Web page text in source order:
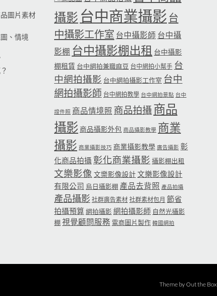
圖片素材
、情境
攝影 台中商業攝影 台
中攝影工作室 台中攝影師 台中攝
影棚 台中攝影棚出租 台中攝影
棚租賃 台中網拍兼職麻豆 台中網拍小幫手 台
中網拍攝影 台中網拍攝影工作室 台中
網拍攝影師 台中網拍教學 台中網拍景點 台中
證件照 商品情境照 商品拍攝商品
攝影商品攝影外包 商品攝影教學 商業
攝影 商業攝影技巧 商業攝影教學 廣告攝影 彰
化商品拍攝 彰化商業攝影 攝影棚出租
文樂影像 文樂影像設計文樂影像設計
有限公司 烏日攝影棚 產品去背照 產品拍攝
產品攝影 社群廣告素材 社群素材包月 節省
拍攝預算 網拍攝影 網拍攝影師 自然光攝影
棚 視覺顧問服務 電商圖片製作 韓國網拍
Theme by Out the Box